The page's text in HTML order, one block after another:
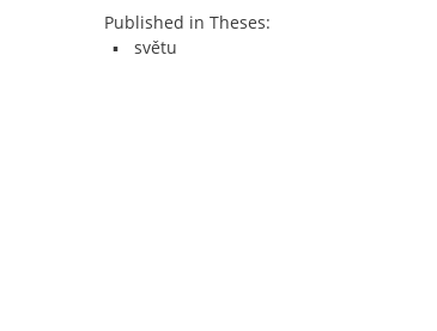
Published in Theses:
světu